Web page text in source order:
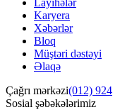
Layihələr
Karyera
Xəbərlər
Bloq
Müştəri dəstəyi
Əlaqə
Çağrı mərkəzi(012) 924
Sosial şəbəkələrimiz